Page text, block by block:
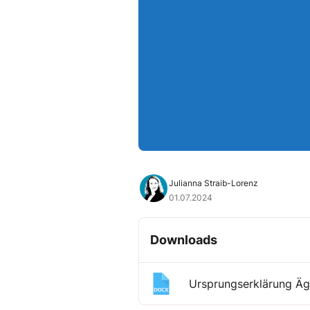
Julianna Straib-Lorenz
01.07.2024
Downloads
Ursprungserklärung